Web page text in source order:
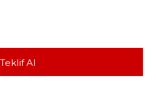
Teklif Al